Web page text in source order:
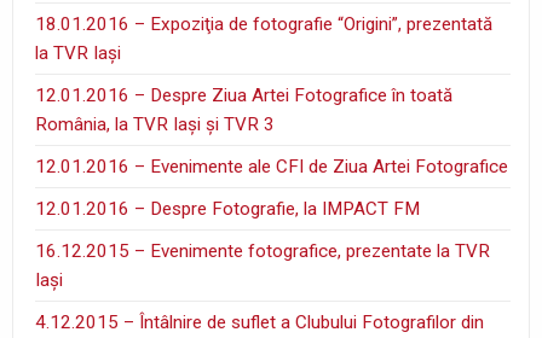
18.01.2016 – Expoziţia de fotografie “Origini”, prezentată
la TVR Iaşi
12.01.2016 – Despre Ziua Artei Fotografice în toată
România, la TVR Iaşi şi TVR 3
12.01.2016 – Evenimente ale CFI de Ziua Artei Fotografice
12.01.2016 – Despre Fotografie, la IMPACT FM
16.12.2015 – Evenimente fotografice, prezentate la TVR
Iaşi
4.12.2015 – Întâlnire de suflet a Clubului Fotografilor din